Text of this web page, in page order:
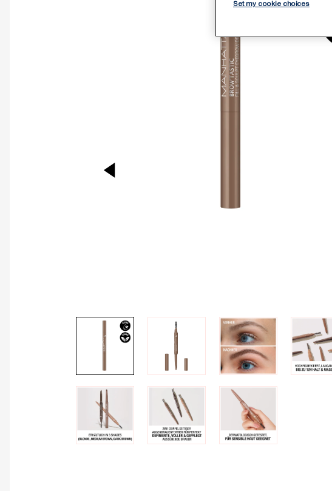
Set my cookie choices